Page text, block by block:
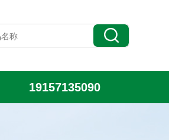
19157135090